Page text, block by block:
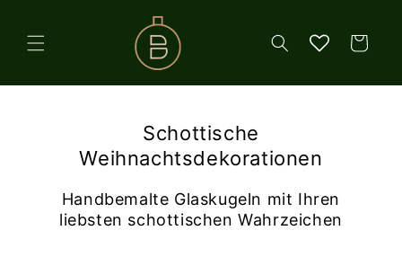
Inhalt
Warenkorb
Schottische
Weihnachtsdekorationen
Handbemalte Glaskugeln mit Ihren
liebsten schottischen Wahrzeichen